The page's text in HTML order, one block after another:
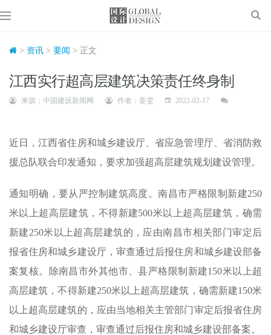
> 资讯 > 要闻 > 正文
江西实行超高层建筑决策责任终身制
来源：中国建设新闻网 作者：姜雯 2022-02-17
近日，江西省住房和城乡建设厅、省应急管理厅、省消防救
援总队联合印发通知，要求加强超高层建筑规划建设管理。
通知明确，要从严控制建筑高度。南昌市严格限制新建250
米以上超高层建筑，不得新建500米以上超高层建筑，确需
新建250米以上超高层建筑的，应由南昌市相关部门审定后
报省住房和城乡建设厅，审查通过后报住房和城乡建设部备
案复核。除南昌市外其他市、县严格限制新建150米以上超
高层建筑，不得新建250米以上超高层建筑，确需新建150米
以上超高层建筑的，应由当地相关主管部门审定后报省住房
和城乡建设厅审查，审查通过后报住房和城乡建设部备案。